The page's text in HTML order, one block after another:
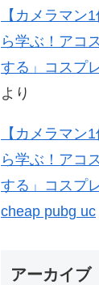
【カメラマン
ら学ぶ！アコ
する」コスプ
より
【カメラマン
ら学ぶ！アコ
する」コスプ
cheap pubg uc
アーカイブ